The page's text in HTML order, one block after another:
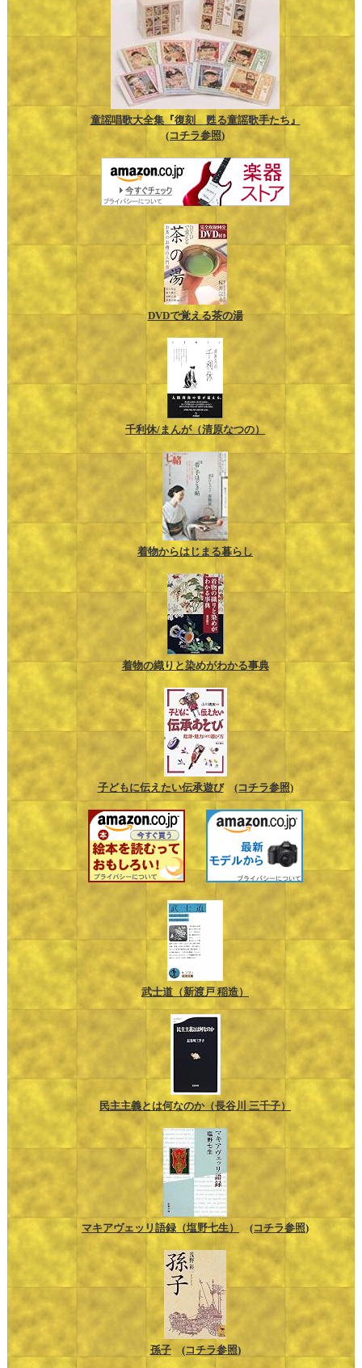
童謡唱歌大全集『復刻 甦る童謡歌手たち』
(コチラ参照)
DVDで覚える茶の湯
千利休/まんが（清原なつの）
着物からはじまる暮らし
着物の織りと染めがわかる事典
子どもに伝えたい伝承遊び (コチラ参照)
武士道（新渡戸 稲造）
民主主義とは何なのか（長谷川 三千子）
マキアヴェッリ語録（塩野七生） (コチラ参照)
孫子 (コチラ参照)